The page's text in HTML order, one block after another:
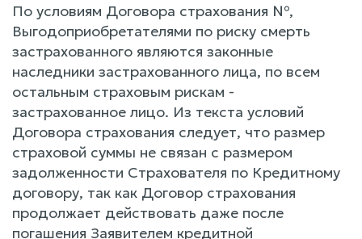
По условиям Договора страхования №,
Выгодоприобретателями по риску смерть
застрахованного являются законные
наследники застрахованного лица, по всем
остальным страховым рискам -
застрахованное лицо. Из текста условий
Договора страхования следует, что размер
страховой суммы не связан с размером
задолженности Страхователя по Кредитному
договору, так как Договор страхования
продолжает действовать даже после
погашения Заявителем кредитной